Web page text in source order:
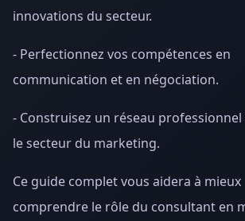
innovations du secteur.
- Perfectionnez vos compétences en
communication et en négociation.
- Construisez un réseau professionnel
le secteur du marketing.
Ce guide complet vous aidera à mieux
comprendre le rôle du consultant en